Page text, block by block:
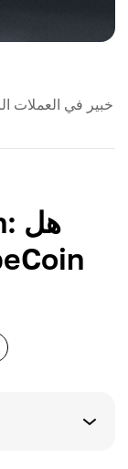
خبير في العملات